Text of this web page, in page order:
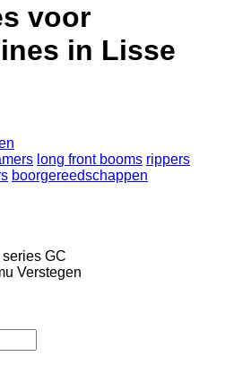
voor
in Lisse
long front booms rippers
boorgereedschappen
series GC
Verstegen